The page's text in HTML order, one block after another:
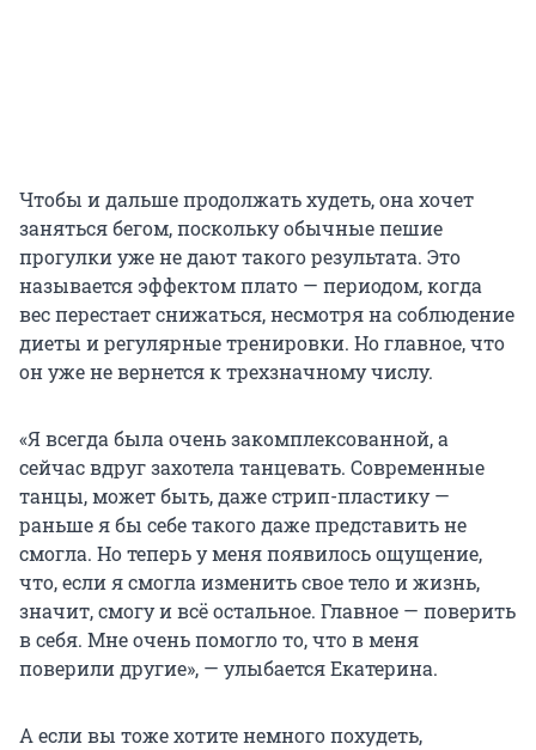
Чтобы и дальше продолжать худеть, она хочет
заняться бегом, поскольку обычные пешие
прогулки уже не дают такого результата. Это
называется эффектом плато — периодом, когда
вес перестает снижаться, несмотря на соблюдение
диеты и регулярные тренировки. Но главное, что
он уже не вернется к трехзначному числу.
«Я всегда была очень закомплексованной, а
сейчас вдруг захотела танцевать. Современные
танцы, может быть, даже стрип-пластику —
раньше я бы себе такого даже представить не
смогла. Но теперь у меня появилось ощущение,
что, если я смогла изменить свое тело и жизнь,
значит, смогу и всё остальное. Главное — поверить
в себя. Мне очень помогло то, что в меня
поверили другие», — улыбается Екатерина.
А если вы тоже хотите немного похудеть,